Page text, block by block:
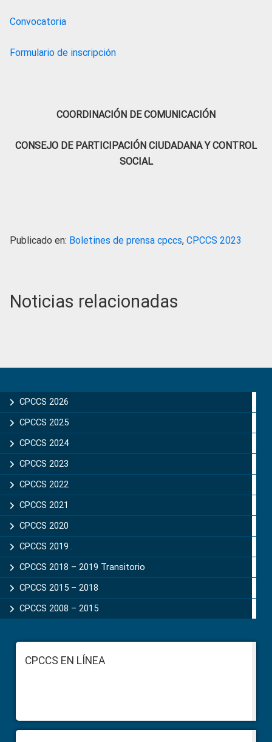
Convocatoria
Formulario de inscripción
COORDINACIÓN DE COMUNICACIÓN
CONSEJO DE PARTICIPACIÓN CIUDADANA Y CONTROL
SOCIAL
Publicado en: Boletines de prensa cpccs, CPCCS 2023
Noticias relacionadas
Sidebar
CPCCS 2026
CPCCS 2025
CPCCS 2024
CPCCS 2023
CPCCS 2022
CPCCS 2021
CPCCS 2020
CPCCS 2019 .
CPCCS 2018 – 2019 Transitorio
CPCCS 2015 – 2018
CPCCS 2008 – 2015
FooterCPCCS EN LÍNEA